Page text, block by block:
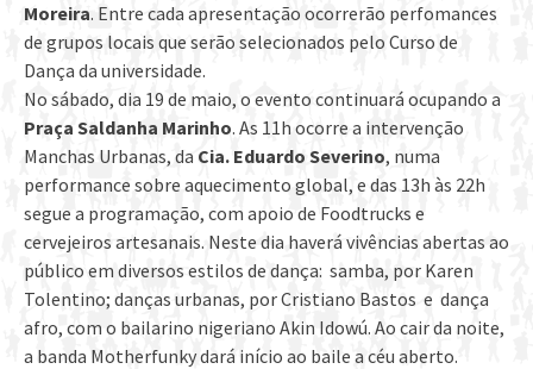
Moreira. Entre cada apresentação ocorrerão perfomances
de grupos locais que serão selecionados pelo Curso de
Dança da universidade.
No sábado, dia 19 de maio, o evento continuará ocupando a
Praça Saldanha Marinho. As 11h ocorre a intervenção
Manchas Urbanas, da Cia. Eduardo Severino, numa
performance sobre aquecimento global, e das 13h às 22h
segue a programação, com apoio de Foodtrucks e
cervejeiros artesanais. Neste dia haverá vivências abertas ao
público em diversos estilos de dança: samba, por Karen
Tolentino; danças urbanas, por Cristiano Bastos e dança
afro, com o bailarino nigeriano Akin Idowú. Ao cair da noite,
a banda Motherfunky dará início ao baile a céu aberto.